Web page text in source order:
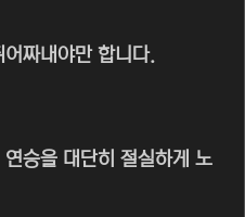
짜내야만 합니다.
승을 대단히 절실하게 노